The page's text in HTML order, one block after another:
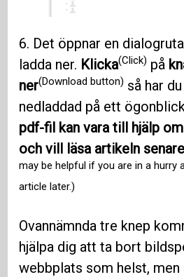
6. Det öppnar en
ladda ner. Klicka(Click) på
ner(Download button) så har
nedladdad på ett
pdf-fil kan vara till hjälp
och vill läsa artikeln
may be helpful if you are in a hurry
article later.)
Ovannämnda tre knep
hjälpa dig att ta bort
webbplats som helst, men